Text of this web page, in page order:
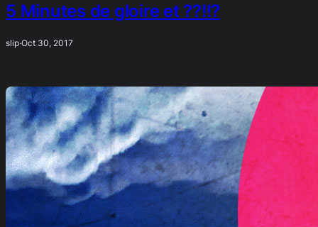
5 Minutes de gloire et ??!!?
slip·Oct 30, 2017